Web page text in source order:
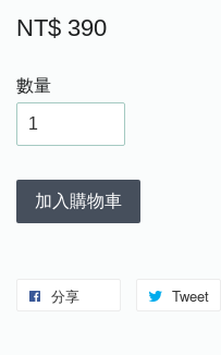
NT$ 390
數量
加入購物車
分享 Tweet